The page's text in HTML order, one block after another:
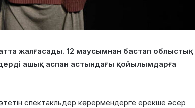
жалғасады. 12 маусымнан бастап облыстық
ашық аспан астындағы қойылымдарға
спектакльдер көрермендерге ерекше әсер